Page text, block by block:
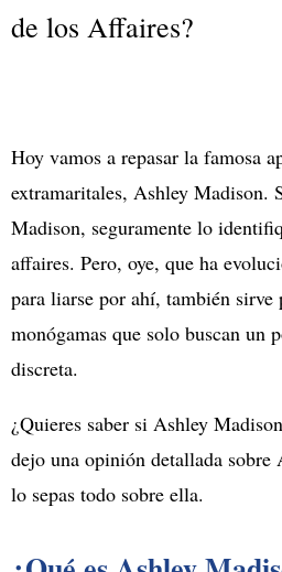
de los Affaires?
Hoy vamos a repasar la famosa
extramaritales, Ashley Madison.
Madison, seguramente lo
affaires. Pero, oye, que ha
para liarse por ahí, también sirve
monógamas que solo buscan un
discreta.
¿Quieres saber si Ashley
dejo una opinión detallada sobre
lo sepas todo sobre ella.